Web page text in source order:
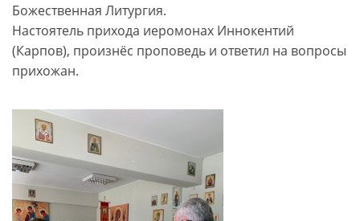
Божественная Литургия.
Настоятель прихода иеромонах Иннокентий
(Карпов), произнёс проповедь и ответил на вопросы
прихожан.